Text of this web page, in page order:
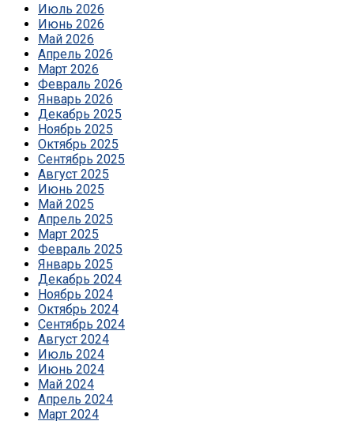
Июль 2026
Июнь 2026
Май 2026
Апрель 2026
Март 2026
Февраль 2026
Январь 2026
Декабрь 2025
Ноябрь 2025
Октябрь 2025
Сентябрь 2025
Август 2025
Июнь 2025
Май 2025
Апрель 2025
Март 2025
Февраль 2025
Январь 2025
Декабрь 2024
Ноябрь 2024
Октябрь 2024
Сентябрь 2024
Август 2024
Июль 2024
Июнь 2024
Май 2024
Апрель 2024
Март 2024